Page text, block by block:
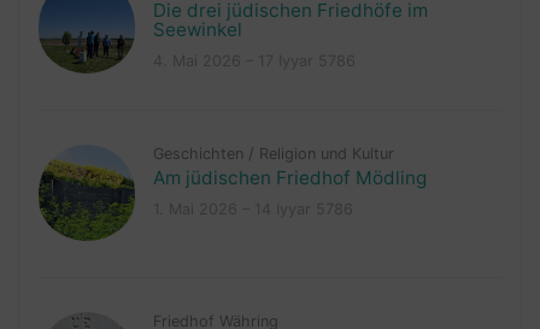
Die drei jüdischen Friedhöfe im
Seewinkel
Geschichten / Religion und Kultur
Am jüdischen Friedhof Mödling
Friedhof Währing